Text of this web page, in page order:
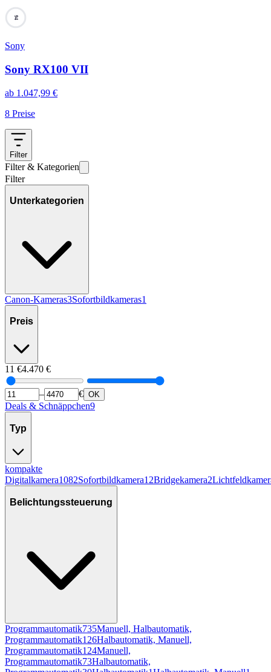
94
Sony
Sony RX100 VII
ab 1.047,99 €
8 Preise
Filter
Filter & Kategorien
Filter
Unterkategorien
Canon-Kameras3Sofortbildkameras1
Preis
11 €4.470 €
– € OK
Deals & Schnäppchen9
Typ
kompakte
Digitalkamera1082Sofortbildkamera12Bridgekamera2
Belichtungssteuerung
Programmautomatik735Manuell, Halbautomatik,
Programmautomatik126Halbautomatik, Manuell,
Programmautomatik124Manuell,
Programmautomatik73Halbautomatik,